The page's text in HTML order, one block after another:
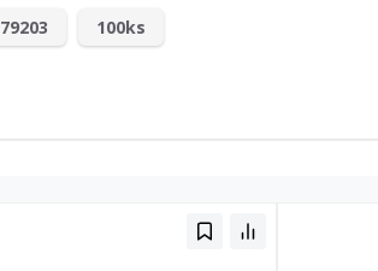
79203 100ks